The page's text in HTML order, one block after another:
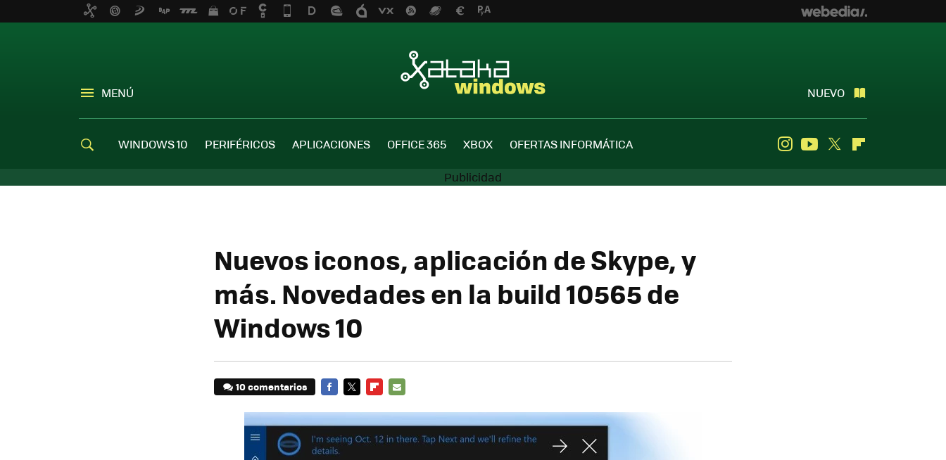
MENÚ NUEVO
WINDOWS 10 PERIFÉRICOS APLICACIONES OFFICE 365 XBOX OFERTAS INFORMÁTICA InstagramYoutube
Twitter
Nuevos iconos, aplicación de Skype, y
más. Novedades en la build 10565 de
Windows 10
10 comentarios
MAIL